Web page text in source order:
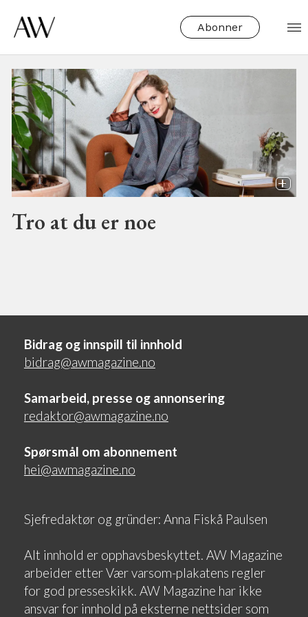
Abonner
Tag:
spotify
Tro at du er noe
Bidrag og innspill til innhold
bidrag@awmagazine.no
Samarbeid, presse og annonsering
redaktor@awmagazine.no
Spørsmål om abonnement
hei@awmagazine.no
Sjefredaktør og gründer: Anna Fiskå Paulsen
Alt innhold er opphavsbeskyttet. AW Magazine
arbeider etter Vær varsom-plakatens regler
for god presseskikk. AW Magazine har ikke
ansvar for innhold på eksterne nettsider som